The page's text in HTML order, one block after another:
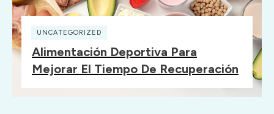
UNCATEGORIZED
Alimentación Deportiva Para
Mejorar El Tiempo De Recuperación